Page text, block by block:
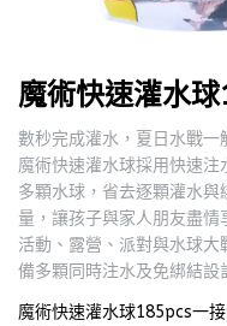
魔術快速灌水
數秒完成灌水，夏日水戰一
魔術快速灌水球採用快速
多顆水球，省去逐顆灌水
量，讓孩子與家人朋友盡
活動、露營、派對與水球
備多顆同時注水及免綁結設
魔術快速灌水球185pcs一